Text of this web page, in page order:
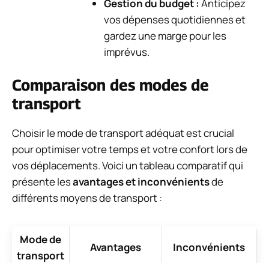
Gestion du budget : Anticipez
vos dépenses quotidiennes et
gardez une marge pour les
imprévus.
Comparaison des modes de
transport
Choisir le mode de transport adéquat est crucial
pour optimiser votre temps et votre confort lors de
vos déplacements. Voici un tableau comparatif qui
présente lesavantages et inconvénientsde
différents moyens de transport :
Mode de
transport
Avantages Inconvénients